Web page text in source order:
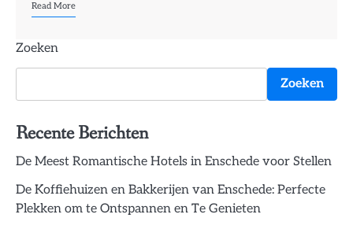
Read More
Zoeken
Zoeken
Recente Berichten
De Meest Romantische Hotels in Enschede voor Stellen
De Koffiehuizen en Bakkerijen van Enschede: Perfecte
Plekken om te Ontspannen en Te Genieten